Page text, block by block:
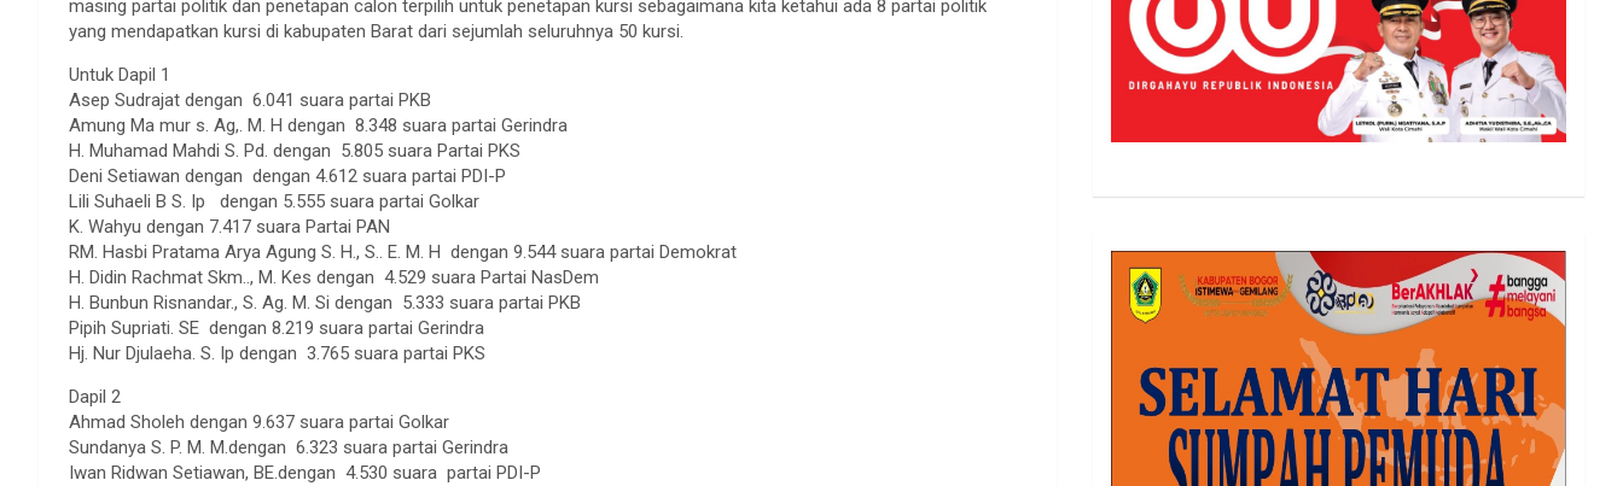
masing partai politik dan penetapan calon terpilih untuk penetapan kursi sebagaimana kita ketahui ada 8 partai politik
yang mendapatkan kursi di kabupaten Barat dari sejumlah seluruhnya 50 kursi.
Untuk Dapil 1
Asep Sudrajat dengan 6.041 suara partai PKB
Amung Ma mur s. Ag,. M. H dengan 8.348 suara partai Gerindra
H. Muhamad Mahdi S. Pd. dengan 5.805 suara Partai PKS
Deni Setiawan dengan dengan 4.612 suara partai PDI-P
Lili Suhaeli B S. Ip dengan 5.555 suara partai Golkar
K. Wahyu dengan 7.417 suara Partai PAN
RM. Hasbi Pratama Arya Agung S. H., S.. E. M. H dengan 9.544 suara partai Demokrat
H. Didin Rachmat Skm.., M. Kes dengan 4.529 suara Partai NasDem
H. Bunbun Risnandar., S. Ag. M. Si dengan 5.333 suara partai PKB
Pipih Supriati. SE dengan 8.219 suara partai Gerindra
Hj. Nur Djulaeha. S. Ip dengan 3.765 suara partai PKS
Dapil 2
Ahmad Sholeh dengan 9.637 suara partai Golkar
Sundanya S. P. M. M.dengan 6.323 suara partai Gerindra
Iwan Ridwan Setiawan, BE.dengan 4.530 suara partai PDI-P